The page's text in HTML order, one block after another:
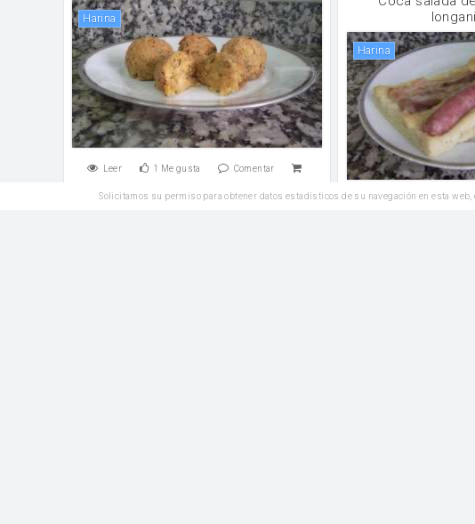
harina
Leer 1 Me gusta Comentar
harina
Leer 1Me gusta
Solicitamos su permiso para obtener datos estadísticos de su navegación en esta